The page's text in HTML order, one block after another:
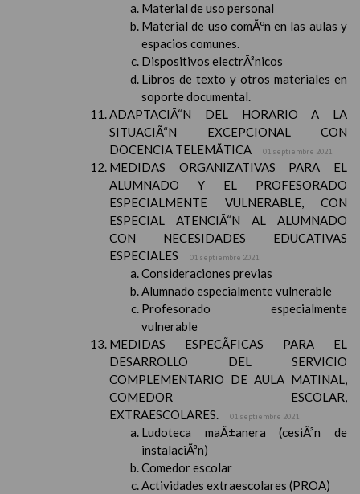
Material de uso personal
Material de uso comÃºn en las aulas y
espacios comunes.
Dispositivos electrÃ³nicos
Libros de texto y otros materiales en
soporte documental.
ADAPTACIÃ“N DEL HORARIO A LA
SITUACIÃ“N EXCEPCIONAL CON
DOCENCIA TELEMÃTICA
01 septiembre 2021
MEDIDAS ORGANIZATIVAS PARA EL
ALUMNADO Y EL PROFESORADO
ESPECIALMENTE VULNERABLE, CON
ESPECIAL ATENCIÃ“N AL ALUMNADO
CON NECESIDADES EDUCATIVAS
ESPECIALES
01 septiembre 2021
Consideraciones previas
Alumnado especialmente vulnerable
Profesorado especialmente
vulnerable
MEDIDAS ESPECÃFICAS PARA EL
DESARROLLO DEL SERVICIO
COMPLEMENTARIO DE AULA MATINAL,
COMEDOR ESCOLAR,
EXTRAESCOLARES.
01 septiembre 2021
Ludoteca maÃ±anera (cesiÃ³n de
instalaciÃ³n)
Comedor escolar
Actividades extraescolares (PROA)